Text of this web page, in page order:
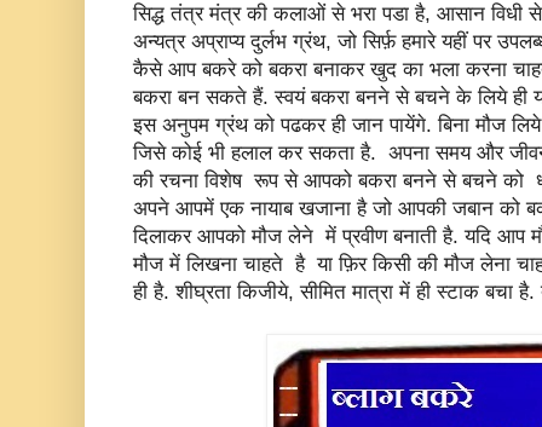
सिद्ध तंत्र मंत्र की कलाओं से भरा पडा है, आसान विधी से
अन्यत्र अप्राप्य दुर्लभ ग्रंथ, जो सिर्फ़ हमारे यहीं पर
कैसे आप बकरे को बकरा बनाकर खुद का भला करना
बकरा बन सकते हैं. स्वयं बकरा बनने से बचने के लिये ही
इस अनुपम ग्रंथ को पढकर ही जान पायेंगे. बिना मौज
जिसे कोई भी हलाल कर सकता है. अपना समय और
की रचना विशेष रूप से आपको बकरा बनने से बचने को
अपने आपमें एक नायाब खजाना है जो आपकी जबान को
दिलाकर आपको मौज लेने में प्रवीण बनाती है. यदि
मौज में लिखना चाहते है या फ़िर किसी की मौज लेना
ही है. शीघ्रता किजीये, सीमित मात्रा में ही स्टाक बचा